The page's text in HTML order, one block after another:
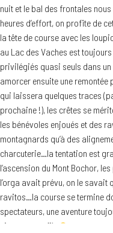
nuit et le bal des frontales
heures d’effort, on profite de
la tête de course avec les
au Lac des Vaches est
privilégiés quasi seuls dans
amorcer ensuite une
qui laissera quelques traces
prochaine !), les crêtes se
les bénévoles enjoués et des
montagnards qu’à des
charcuterie…la tentation est
l’ascension du Mont Bochor,
l’orga avait prévu, on le savait
ravitos…la course se termine
spectateurs, une aventure
niveau serre file